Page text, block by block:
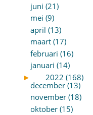
juni (21)
mei (9)
april (13)
maart (17)
februari (16)
januari (14)
►
2022 (168)
december (13)
november (18)
oktober (15)